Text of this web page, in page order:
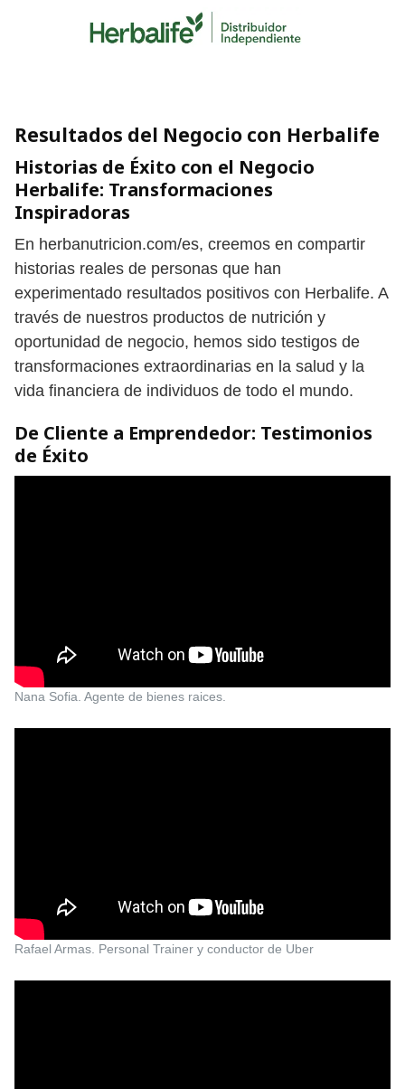
Resultados del Negocio con Herbalife
Historias de Éxito con el Negocio
Herbalife: Transformaciones
Inspiradoras
En herbanutricion.com/es, creemos en compartir
historias reales de personas que han
experimentado resultados positivos con Herbalife. A
través de nuestros productos de nutrición y
oportunidad de negocio, hemos sido testigos de
transformaciones extraordinarias en la salud y la
vida financiera de individuos de todo el mundo.
De Cliente a Emprendedor: Testimonios
de Éxito
Nana Sofia. Agente de bienes raices.
Rafael Armas. Personal Trainer y conductor de Uber